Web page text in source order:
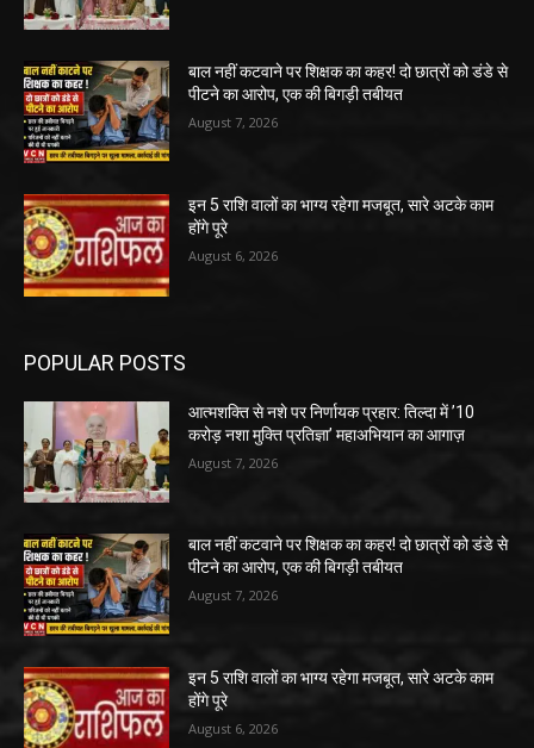
बाल नहीं कटवाने पर शिक्षक का कहर! दो छात्रों को डंडे से
पीटने का आरोप, एक की बिगड़ी तबीयत
August 7, 2026
इन 5 राशि वालों का भाग्य रहेगा मजबूत, सारे अटके काम
होंगे पूरे
August 6, 2026
POPULAR POSTS
आत्मशक्ति से नशे पर निर्णायक प्रहार: तिल्दा में ’10
करोड़ नशा मुक्ति प्रतिज्ञा’ महाअभियान का आगाज़
August 7, 2026
बाल नहीं कटवाने पर शिक्षक का कहर! दो छात्रों को डंडे से
पीटने का आरोप, एक की बिगड़ी तबीयत
August 7, 2026
इन 5 राशि वालों का भाग्य रहेगा मजबूत, सारे अटके काम
होंगे पूरे
August 6, 2026